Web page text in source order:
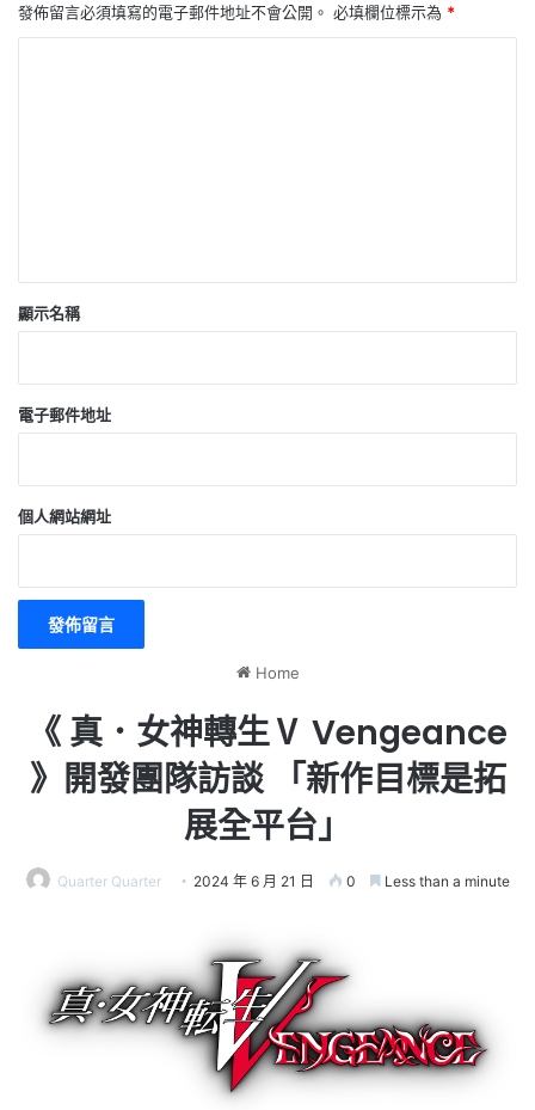
發佈留言必須填寫的電子郵件地址不會公開。 必填欄位標示為 *
顯示名稱
電子郵件地址
個人網站網址
Home
《 真．女神轉生Ⅴ Vengeance
》開發團隊訪談 「新作目標是拓
展全平台」
Quarter Quarter 2024 年 6 月 21 日 0 Less than a minute